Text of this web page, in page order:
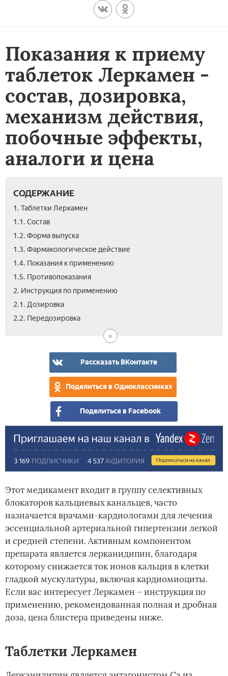
Показания к приему
таблеток Леркамен -
состав, дозировка,
механизм действия,
побочные эффекты,
аналоги и цена
СОДЕРЖАНИЕ
1. Таблетки Леркамен
1.1. Состав
1.2. Форма выпуска
1.3. Фармакологическое действие
1.4. Показания к применению
1.5. Противопоказания
2. Инструкция по применению
2.1. Дозировка
2.2. Передозировка
Рассказать ВКонтакте
Поделиться в Одноклассниках
Поделиться в Facebook
Этот медикамент входит в группу селективных
блокаторов кальциевых канальцев, часто
назначается врачами-кардиологами для лечения
эссенциальной артериальной гипертензии легкой
и средней степени. Активным компонентом
препарата является лерканидипин, благодаря
которому снижается ток ионов кальция в клетки
гладкой мускулатуры, включая кардиомиоциты.
Если вас интересует Леркамен – инструкция по
применению, рекомендованная полная и дробная
доза, цена блистера приведены ниже.
Таблетки Леркамен